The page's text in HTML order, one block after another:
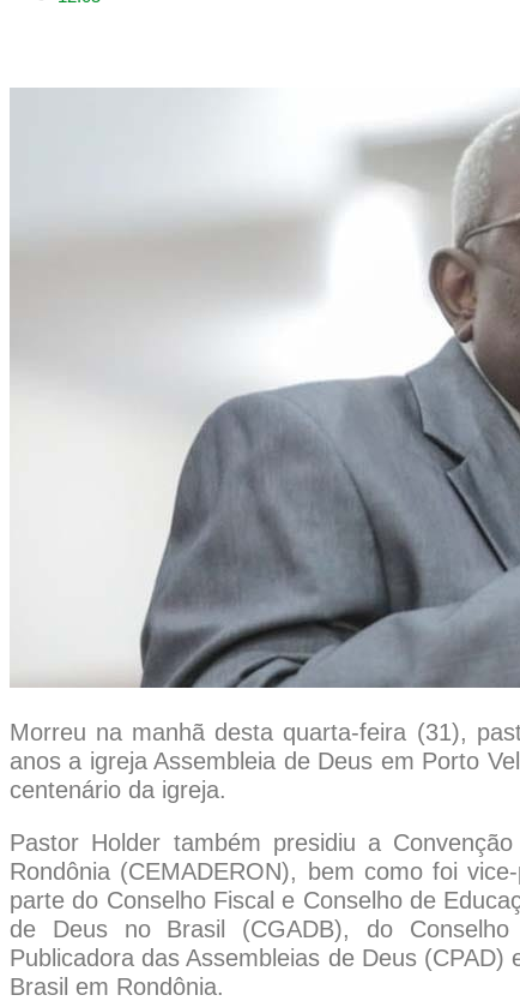
Morreu na manhã desta quarta-feira (31),
anos a igreja Assembleia de Deus em Porto
centenário da igreja.
Pastor Holder também presidiu a
Rondônia (CEMADERON), bem como foi
parte do Conselho Fiscal e Conselho de
de Deus no Brasil (CGADB), do
Publicadora das Assembleias de Deus
Brasil em Rondônia.